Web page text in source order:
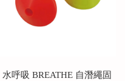
水呼吸 BREATHE 自潛繩固